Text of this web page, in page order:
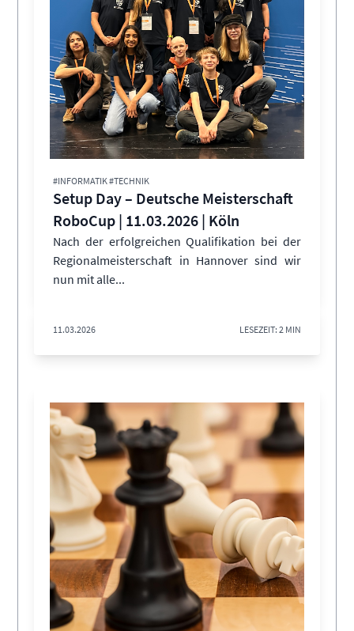
#INFORMATIK #TECHNIK
Setup Day – Deutsche Meisterschaft
RoboCup | 11.03.2026 | Köln
Nach der erfolgreichen Qualifikation bei der
Regionalmeisterschaft in Hannover sind wir
nun mit alle...
11.03.2026 LESEZEIT: 2 MIN